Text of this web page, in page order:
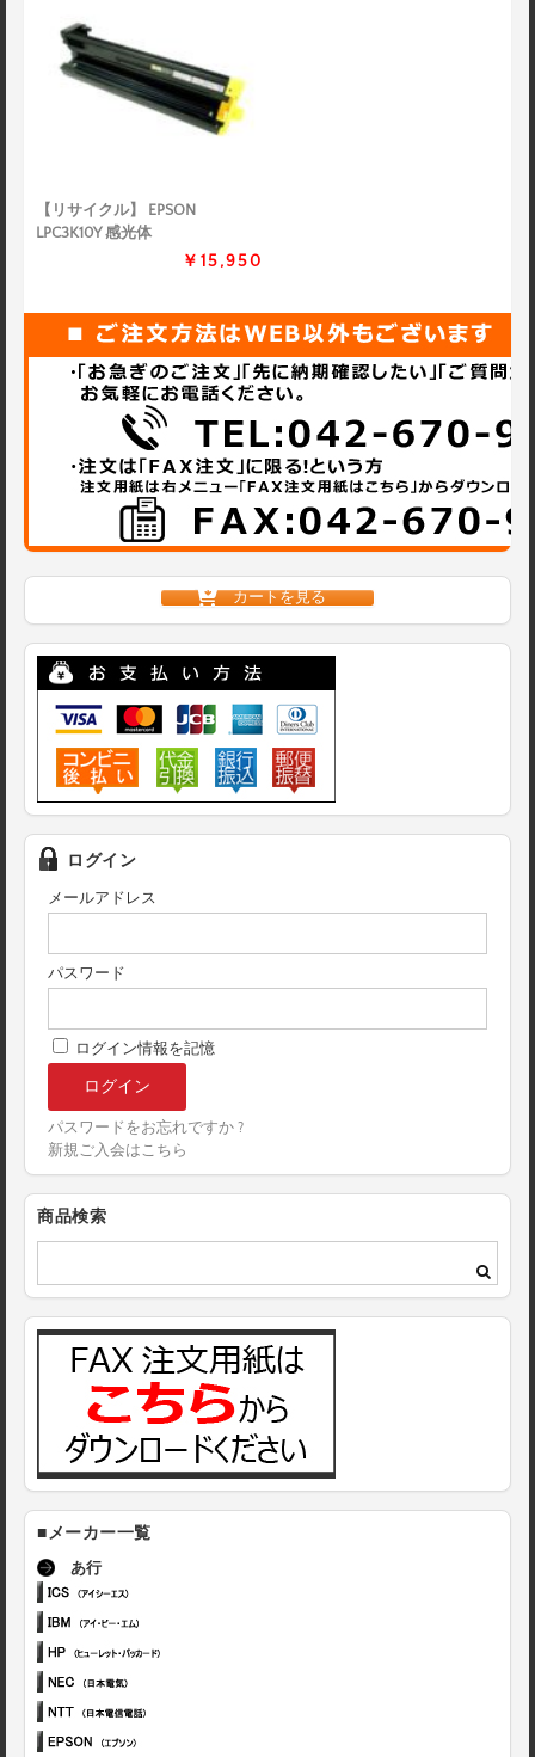
【リサイクル】 EPSON
LPC3K10Y 感光体
￥15,950
カートを見る
ログイン
メールアドレス
パスワード
ログイン情報を記憶
パスワードをお忘れですか ?
新規ご入会はこちら
商品検索
■メーカー一覧
あ行